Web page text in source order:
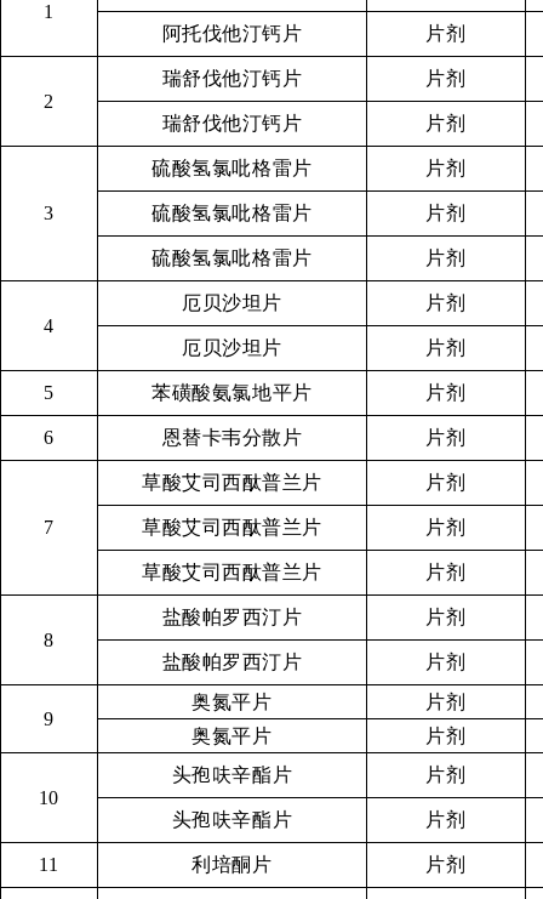
1
阿托伐他汀钙片 片剂
2
瑞舒伐他汀钙片 片剂
瑞舒伐他汀钙片 片剂
3
硫酸氢氯吡格雷片 片剂
硫酸氢氯吡格雷片 片剂
硫酸氢氯吡格雷片 片剂
4
厄贝沙坦片 片剂
厄贝沙坦片 片剂
5 苯磺酸氨氯地平片 片剂
6 恩替卡韦分散片 片剂
7
草酸艾司西酞普兰 片 片剂
草酸艾司西酞普兰片 片剂
草酸艾司西酞普兰片 片剂
8
盐酸帕罗西汀片 片剂
盐酸帕罗西汀片 片剂
9
奥氮平片
片剂
奥氮平片
片剂
10
头孢呋辛酯片 片剂
头孢呋辛酯片 片剂
11 利培酮片 片剂